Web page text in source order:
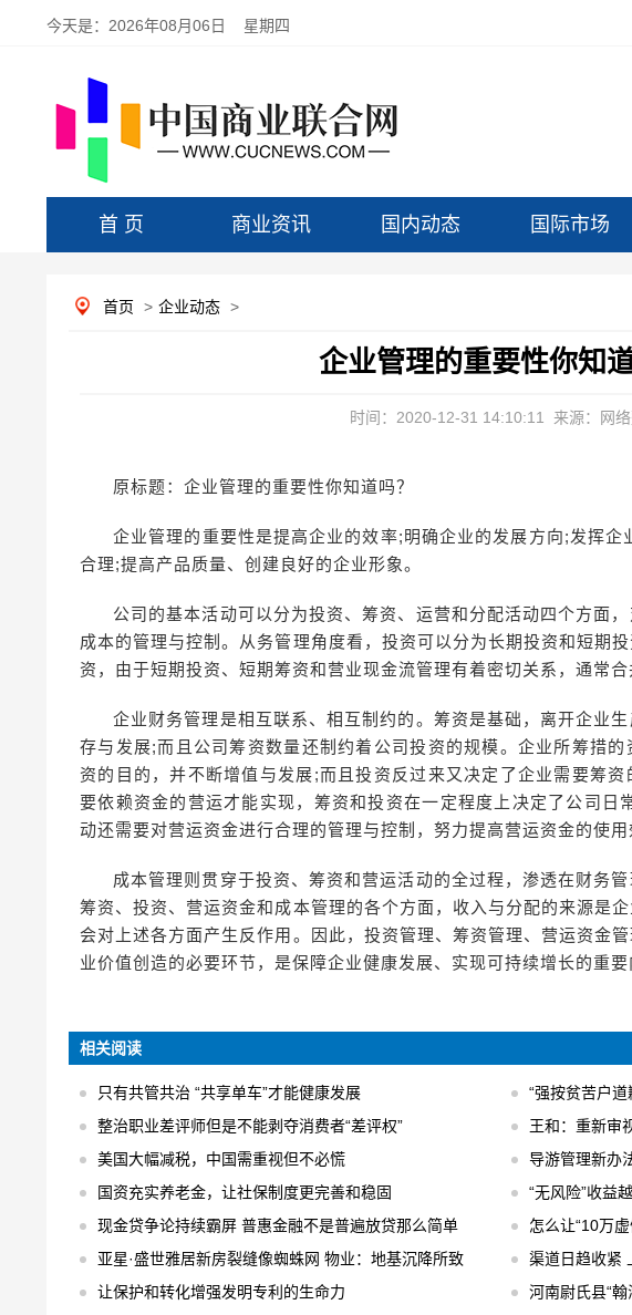
今天是： 2026年08月06日 星期四
首 页 商业资讯 国内动态 国际市场
首页 > 企业动态 >
企业管理的重要性你知道
时间：2020-12-31 14:10:11 来源：网
原标题：企业管理的重要性你知道吗？
企业管理的重要性是提高企业的效率;明确企业的发展方向;发挥
合理;提高产品质量、创建良好的企业形象。
公司的基本活动可以分为投资、筹资、运营和分配活动四个方面
成本的管理与控制。从务管理角度看，投资可以分为长期投资和短期
资，由于短期投资、短期筹资和营业现金流管理有着密切关系，通常
企业财务管理是相互联系、相互制约的。筹资是基础，离开企业
存与发展;而且公司筹资数量还制约着公司投资的规模。企业所筹措
资的目的，并不断增值与发展;而且投资反过来又决定了企业需要筹
要依赖资金的营运才能实现，筹资和投资在一定程度上决定了公司日
动还需要对营运资金进行合理的管理与控制，努力提高营运资金的使用
成本管理则贯穿于投资、筹资和营运活动的全过程，渗透在财务
筹资、投资、营运资金和成本管理的各个方面，收入与分配的来源是
会对上述各方面产生反作用。因此，投资管理、筹资管理、营运资金
业价值创造的必要环节，是保障企业健康发展、实现可持续增长的重要
相关阅读
只有共管共治 “共享单车”才能健康发展
“强按贫苦户
整治职业差评师但是不能剥夺消费者“差评权”
王和：重新审
美国大幅减税，中国需重视但不必慌
导游管理新办
国资充实养老金，让社保制度更完善和稳固
“无风险”收益
现金贷争论持续霸屏 普惠金融不是普遍放贷那么简单
怎么让“10万
亚星·盛世雅居新房裂缝像蜘蛛网 物业：地基沉降所致
渠道日趋收紧
让保护和转化增强发明专利的生命力
河南尉氏县“